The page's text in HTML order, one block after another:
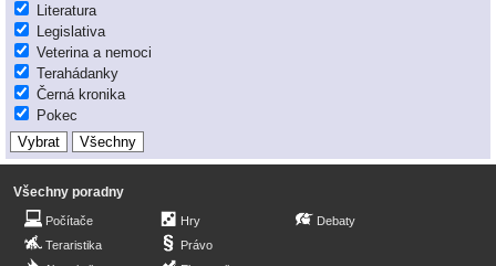
Literatura
Legislativa
Veterina a nemoci
Terahádanky
Černá kronika
Pokec
Všechny poradny
Počítače
Teraristika
Hry
Právo
Debaty